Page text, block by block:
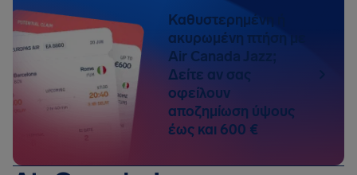
Καθυστερημένη ή
ακυρωμένη πτήση με
Air Canada Jazz;
Δείτε αν σας
οφείλουν
αποζημίωση ύψους
έως και 600 €